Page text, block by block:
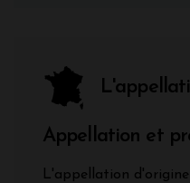
Appellation et
L'appellation